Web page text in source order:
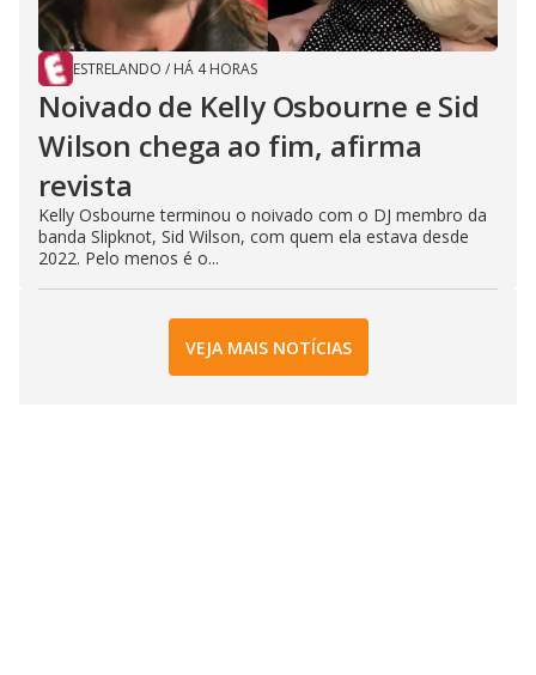
ESTRELANDO / HÁ 4 HORAS
Noivado de Kelly Osbourne e Sid
Wilson chega ao fim, afirma
revista
Kelly Osbourne terminou o noivado com o DJ membro da
banda Slipknot, Sid Wilson, com quem ela estava desde
2022. Pelo menos é o...
VEJA MAIS NOTÍCIAS